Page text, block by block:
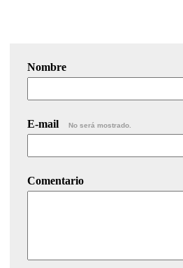
Nombre
E-mail No será mostrado.
Comentario